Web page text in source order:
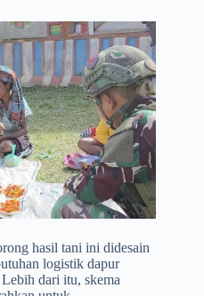
hasil tani ini didesain
logistik dapur
dari itu, skema